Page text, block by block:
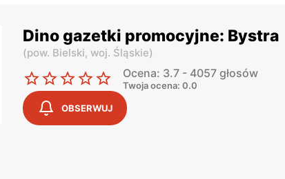
Dino gazetki promocyjne: Bystra
(pow. Bielski, woj. Śląskie)
Ocena: 3.7 - 4057 głosów
Twoja ocena: 0.0
OBSERWUJ